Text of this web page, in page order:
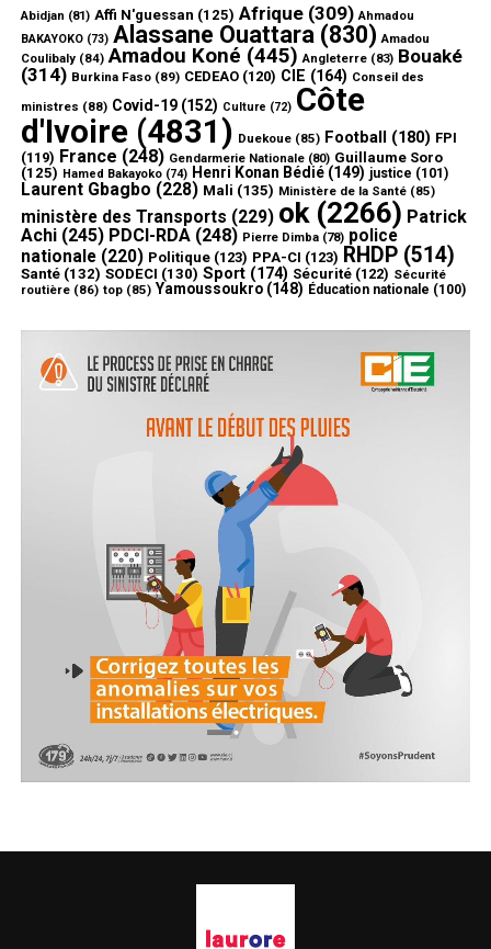
Abidjan (81) Affi N'guessan (125) Afrique(309) Ahmadou
BAKAYOKO(73) Alassane Ouattara (830) Amadou
Coulibaly(84) Amadou Koné (445) Angleterre(83) Bouaké
(314) Burkina Faso(89) CEDEAO(120) CIE (164) Conseil des
ministres (88) Covid-19(152) Culture (72) Côte
d'Ivoire(4831) Duekoue(85) Football (180) FPI
(119) France (248) Gendarmerie Nationale(80) Guillaume Soro
(125) Hamed Bakayoko(74) Henri Konan Bédié(149) justice (101)
Laurent Gbagbo (228) Mali (135) Ministère de la Santé(85)
ministère des Transports (229) ok(2266) Patrick
Achi(245) PDCI-RDA(248) Pierre Dimba(78) police
nationale(220) Politique(123) PPA-CI (123) RHDP(514)
Santé(132) SODECI (130) Sport(174) Sécurité(122) Sécurité
routière(86) top(85) Yamoussoukro(148) Éducation nationale (100)